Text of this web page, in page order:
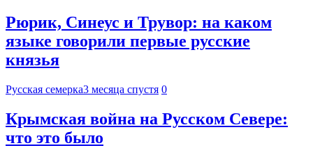
Рюрик, Синеус и Трувор: на каком
языке говорили первые русские
князья
Русская семерка3 месяца спустя 0
Крымская война на Русском Севере:
что это было